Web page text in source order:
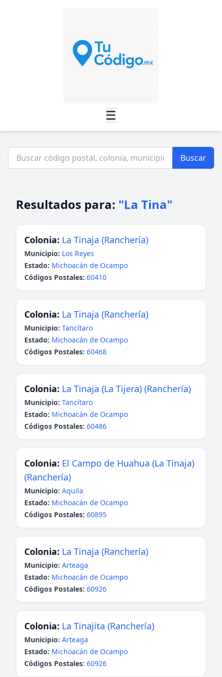
☰
Buscar
Resultados para: "La Tina"
Colonia: La Tinaja (Ranchería)
Municipio: Los Reyes
Estado: Michoacán de Ocampo
Códigos Postales: 60410
Colonia: La Tinaja (Ranchería)
Municipio: Tancítaro
Estado: Michoacán de Ocampo
Códigos Postales: 60468
Colonia: La Tinaja (La Tijera) (Ranchería)
Municipio: Tancítaro
Estado: Michoacán de Ocampo
Códigos Postales: 60486
Colonia: El Campo de Huahua (La Tinaja)
(Ranchería)
Municipio: Aquila
Estado: Michoacán de Ocampo
Códigos Postales: 60895
Colonia: La Tinaja (Ranchería)
Municipio: Arteaga
Estado: Michoacán de Ocampo
Códigos Postales: 60926
Colonia: La Tinajita (Ranchería)
Municipio: Arteaga
Estado: Michoacán de Ocampo
Códigos Postales: 60926